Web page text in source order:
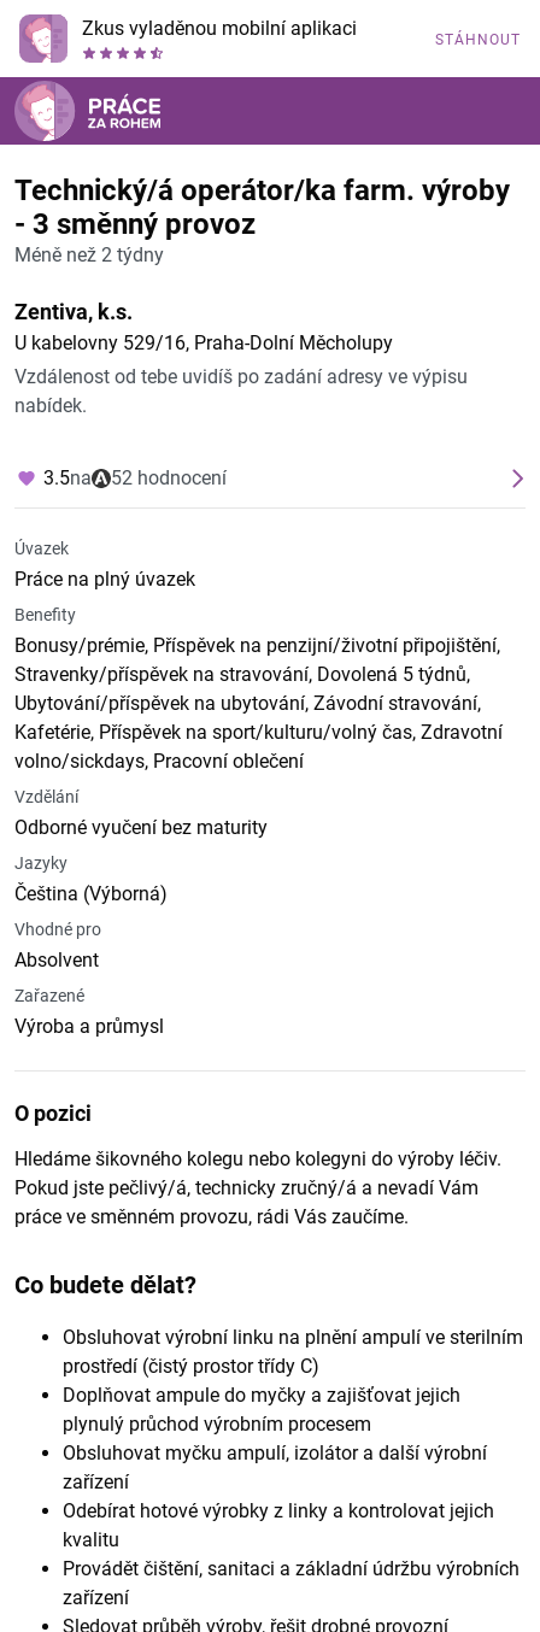
Zkus vyladěnou mobilní aplikaci STÁHNOUT
Technický/á operátor/ka farm. výroby
- 3 směnný provoz
Méně než 2 týdny
Zentiva, k.s.
U kabelovny 529/16, Praha-Dolní Měcholupy
Vzdálenost od tebe uvidíš po zadání adresy ve výpisu
nabídek.
3.5na 52 hodnocení
Úvazek
Práce na plný úvazek
Benefity
Bonusy/prémie, Příspěvek na penzijní/životní připojištění,
Stravenky/příspěvek na stravování, Dovolená 5 týdnů,
Ubytování/příspěvek na ubytování, Závodní stravování,
Kafetérie, Příspěvek na sport/kulturu/volný čas, Zdravotní
volno/sickdays, Pracovní oblečení
Vzdělání
Odborné vyučení bez maturity
Jazyky
Čeština (Výborná)
Vhodné pro
Absolvent
Zařazené
Výroba a průmysl
O pozici
Hledáme šikovného kolegu nebo kolegyni do výroby léčiv.
Pokud jste pečlivý/á, technicky zručný/á a nevadí Vám
práce ve směnném provozu, rádi Vás zaučíme.
Co budete dělat?
Obsluhovat výrobní linku na plnění ampulí ve sterilním
prostředí (čistý prostor třídy C)
Doplňovat ampule do myčky a zajišťovat jejich
plynulý průchod výrobním procesem
Obsluhovat myčku ampulí, izolátor a další výrobní
zařízení
Odebírat hotové výrobky z linky a kontrolovat jejich
kvalitu
Provádět čištění, sanitaci a základní údržbu výrobních
zařízení
Sledovat průběh výroby, řešit drobné provozní